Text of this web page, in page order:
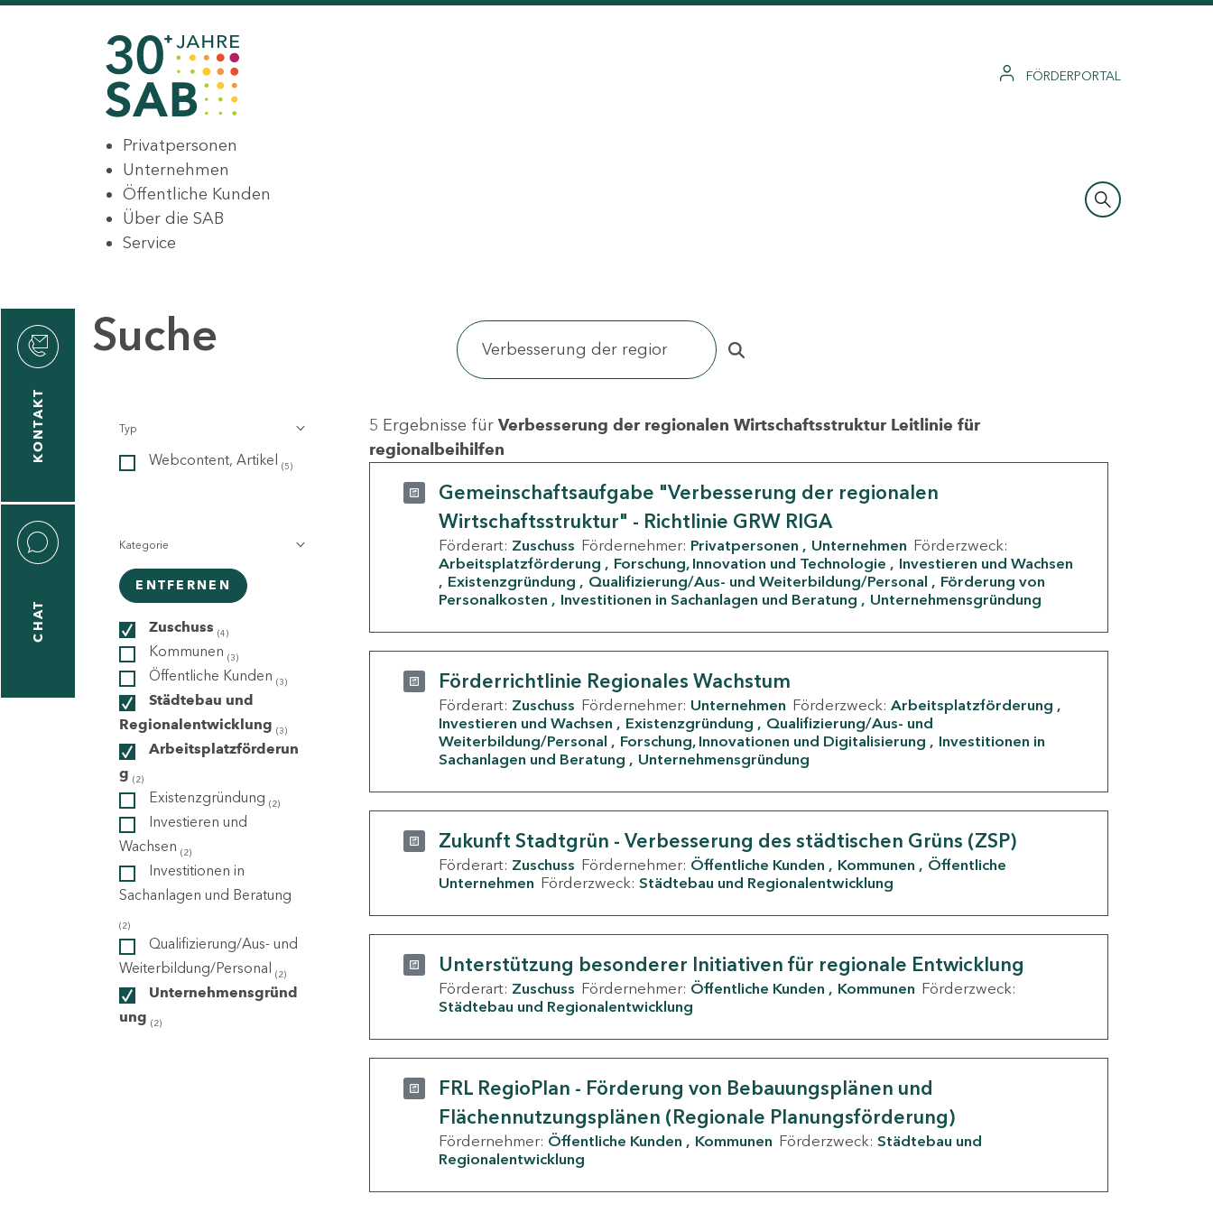
FÖRDERPORTAL
Privatpersonen
Unternehmen
Öffentliche Kunden
Über die SAB
Service
KONTAKT
CHAT
Suche
Typ
Webcontent, Artikel (5)
Kategorie
ENTFERNEN
Zuschuss (4)
Kommunen (3)
Öffentliche Kunden (3)
Städtebau und
Regionalentwicklung (3)
Arbeitsplatzförderun
g (2)
Existenzgründung (2)
Investieren und
Wachsen (2)
Investitionen in
Sachanlagen und Beratung
(2)
Qualifizierung/Aus- und
Weiterbildung/Personal (2)
Unternehmensgründ
ung (2)
5 Ergebnisse für Verbesserung der regionalen Wirtschaftsstruktur Leitlinie für
regionalbeihilfen
Gemeinschaftsaufgabe "Verbesserung der regionalen
Wirtschaftsstruktur" - Richtlinie GRW RIGA
Förderart: Zuschuss Fördernehmer: Privatpersonen Unternehmen Förderzweck:
Arbeitsplatzförderung
Forschung, Innovation und Technologie
Investieren und Wachsen
Existenzgründung
Qualifizierung/Aus- und Weiterbildung/Personal
Förderung von
Personalkosten
Investitionen in Sachanlagen und Beratung Unternehmensgründung
Förderrichtlinie Regionales Wachstum
Förderart: Zuschuss Fördernehmer: Unternehmen Förderzweck: Arbeitsplatzförderung
Investieren und Wachsen
Existenzgründung
Qualifizierung/Aus- und
Weiterbildung/Personal
Forschung, Innovationen und Digitalisierung
Investitionen in
Sachanlagen und Beratung
Unternehmensgründung
Zukunft Stadtgrün - Verbesserung des städtischen Grüns (ZSP)
Förderart: Zuschuss Fördernehmer: Öffentliche Kunden Kommunen
Öffentliche
Unternehmen Förderzweck: Städtebau und Regionalentwicklung
Unterstützung besonderer Initiativen für regionale Entwicklung
Förderart: Zuschuss Fördernehmer: Öffentliche Kunden Kommunen Förderzweck:
Städtebau und Regionalentwicklung
FRL RegioPlan - Förderung von Bebauungsplänen und
Flächennutzungsplänen (Regionale Planungsförderung)
Fördernehmer: Öffentliche Kunden Kommunen Förderzweck: Städtebau und
Regionalentwicklung